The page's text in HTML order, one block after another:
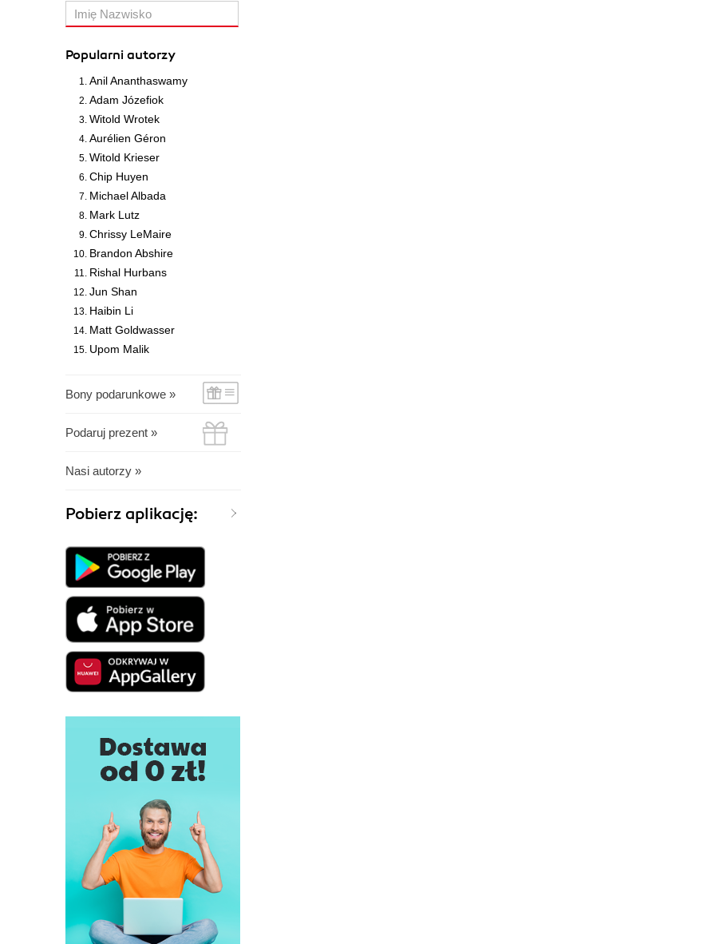
Popularni autorzy
Anil Ananthaswamy
Adam Józefiok
Witold Wrotek
Aurélien Géron
Witold Krieser
Chip Huyen
Michael Albada
Mark Lutz
Chrissy LeMaire
Brandon Abshire
Rishal Hurbans
Jun Shan
Haibin Li
Matt Goldwasser
Upom Malik
Bony podarunkowe »
Podaruj prezent »
Nasi autorzy »
Pobierz aplikację: